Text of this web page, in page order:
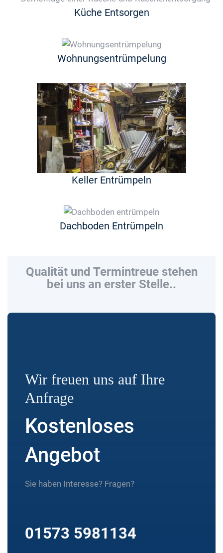
Küche Entsorgen
Wohnungsentrümpelung
Keller Entrümpeln
Dachboden Entrümpeln
Qualität und Termintreue stehen
bei uns an erster Stelle..
Wir freuen uns auf Ihre
Anfrage
Kostenloses
Angebot
Sie haben Interesse? Fragen?
01573 5981134